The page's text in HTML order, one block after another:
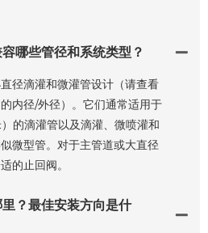
哪些管径和系统类型？
径滴灌和微灌管设计（请查看
内径/外径）。它们通常适用于
的滴灌管以及滴灌、微喷灌和
微型管。对于主管道或大直径
的止回阀。
？最佳安装方向是什